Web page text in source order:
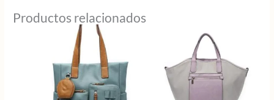
Productos relacionados